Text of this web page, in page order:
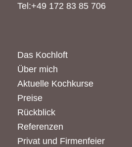
Tel:+49 172 83 85 706
Das Kochloft
Über mich
Aktuelle Kochkurse
Preise
Rückblick
Referenzen
Privat und Firmenfeier